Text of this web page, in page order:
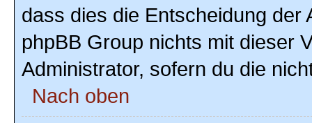
dass dies die Entscheidung der
phpBB Group nichts mit dieser
Administrator, sofern du die
Nach oben